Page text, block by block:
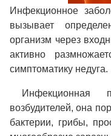
Инфекционное
вызывает
организм через
активно
симптоматику недуга.
Инфекционная
возбудителей, она
бактерии, грибы,